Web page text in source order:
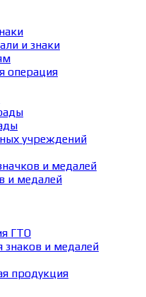
и знаки
операция
учреждений
и медалей
и медалей
ГТО
и медалей
продукция